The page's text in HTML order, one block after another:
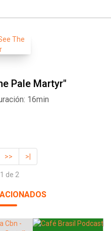
Pale Martyr"
16min
>> >|
de 2